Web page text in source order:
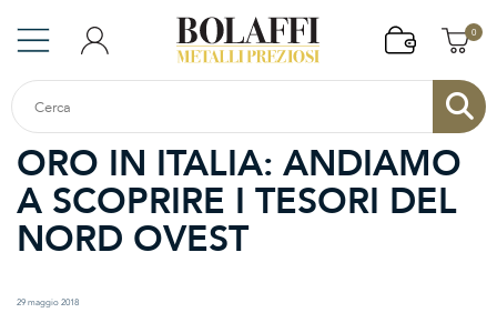
0
ORO IN ITALIA: ANDIAMO
A SCOPRIRE I TESORI DEL
NORD OVEST
29 maggio 2018